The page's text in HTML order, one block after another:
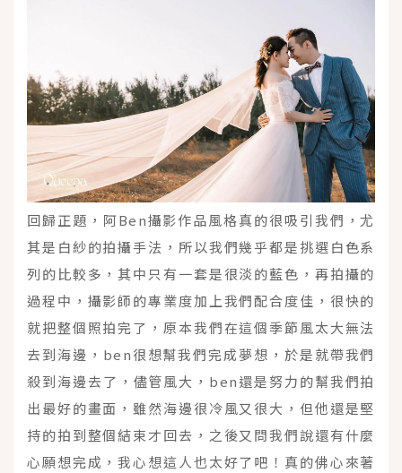
回歸正題，阿Ben攝影作品風格真的很吸引我們，尤
其是白紗的拍攝手法，所以我們幾乎都是挑選白色系
列的比較多，其中只有一套是很淡的藍色，再拍攝的
過程中，攝影師的專業度加上我們配合度佳，很快的
就把整個照拍完了，原本我們在這個季節風太大無法
去到海邊，ben很想幫我們完成夢想，於是就帶我們
殺到海邊去了，儘管風大，ben還是努力的幫我們拍
出最好的畫面，雖然海邊很冷風又很大，但他還是堅
持的拍到整個結束才回去，之後又問我們說還有什麼
心願想完成，我心想這人也太好了吧！真的佛心來著